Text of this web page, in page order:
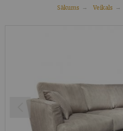
Sākums Veikals